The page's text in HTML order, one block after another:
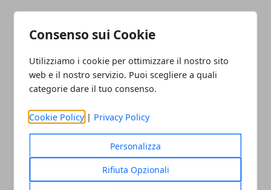
Consenso sui Cookie
Utilizziamo i cookie per ottimizzare il nostro sito
web e il nostro servizio. Puoi scegliere a quali
categorie dare il tuo consenso.
Cookie Policy | Privacy Policy
Personalizza
Rifiuta Opzionali
FEMI-CZ RRD: MARC THOMAS RITORNA
IN GALLES
FEMI-CZ RRD: JACQUES MOMBERG